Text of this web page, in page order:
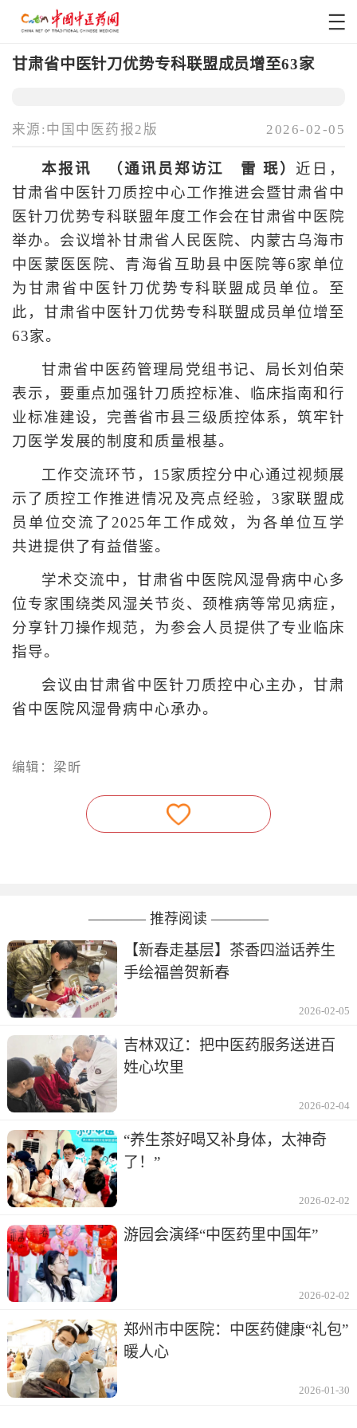
甘肃省中医针刀优势专科联盟成员增至63家
来源:中国中医药报2版 2026-02-05
本报讯 （通讯员郑访江 雷 珉） 近日，
甘肃省中医针刀质控中心工作推进会暨甘肃省中
医针刀优势专科联盟年度工作会在甘肃省中医院
举办。会议增补甘肃省人民医院、内蒙古乌海市
中医蒙医医院、青海省互助县中医院等6家单位
为甘肃省中医针刀优势专科联盟成员单位。至
此，甘肃省中医针刀优势专科联盟成员单位增至
63家。
甘肃省中医药管理局党组书记、局长刘伯荣
表示，要重点加强针刀质控标准、临床指南和行
业标准建设，完善省市县三级质控体系，筑牢针
刀医学发展的制度和质量根基。
工作交流环节，15家质控分中心通过视频展
示了质控工作推进情况及亮点经验，3家联盟成
员单位交流了2025年工作成效，为各单位互学
共进提供了有益借鉴。
学术交流中，甘肃省中医院风湿骨病中心多
位专家围绕类风湿关节炎、颈椎病等常见病症，
分享针刀操作规范，为参会人员提供了专业临床
指导。
会议由甘肃省中医针刀质控中心主办，甘肃
省中医院风湿骨病中心承办。
编辑：梁昕
———— 推荐阅读 ————
【新春走基层】茶香四溢话养生
手绘福兽贺新春
2026-02-05
吉林双辽：把中医药服务送进百
姓心坎里
2026-02-04
“养生茶好喝又补身体，太神奇
了！”
2026-02-02
游园会演绎“中医药里中国年”
2026-02-02
郑州市中医院：中医药健康“礼包”
暖人心
2026-01-30